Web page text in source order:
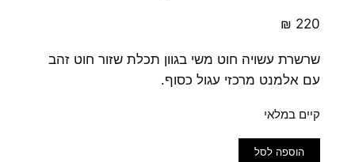
₪ 220
שרשרת עשויה חוט משי בגוון תכלת שזור חוט זהב
עם אלמנט מרכזי עגול כסוף.
קיים במלאי
כמות
הוספה לסל